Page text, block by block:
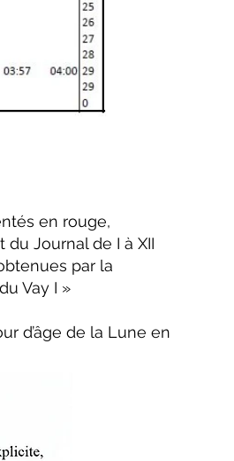
en rouge,
Journal de I à XII
par la
Vay I »
d’âge de la Lune en